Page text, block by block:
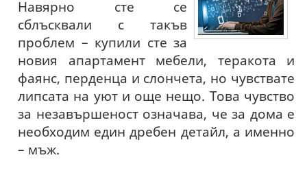
Навярно сте се
сблъсквали с такъв
проблем – купили сте за
новия апартамент мебели, теракота и
фаянс, перденца и слончета, но чувствате
липсата на уют и още нещо. Това чувство
за незавършеност означава, че за дома е
необходим един дребен детайл, а именно
– мъж.